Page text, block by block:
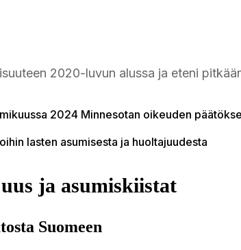
2020-luvun alussa ja eteni
2024 Minnesotan oikeuden
lasten asumisesta ja huoltajuudesta
ja asumiskiistat
Suomeen